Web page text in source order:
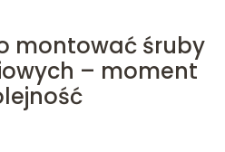
montować śruby
– moment